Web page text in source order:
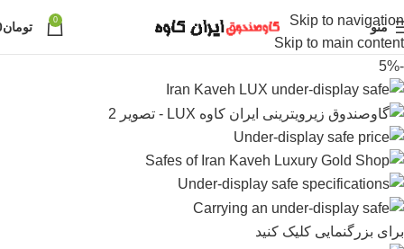
Skip to navigation
Skip to main content
منو 0 تومان
-5%
برای بزرگنمایی کلیک کنید